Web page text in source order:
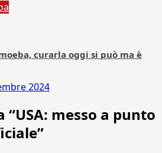
curarla oggi si può ma è
2024
“USA: messo a punto
”